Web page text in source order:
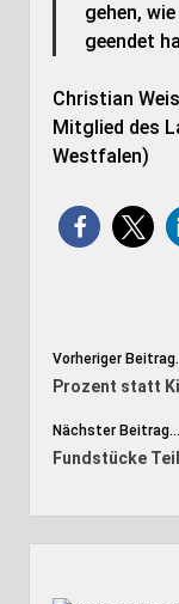
gehen,
geendet
Christian
Mitglied des
Westfalen)
Vorheriger
Prozent statt
Nächster Beitrag...
Fundstücke Teil